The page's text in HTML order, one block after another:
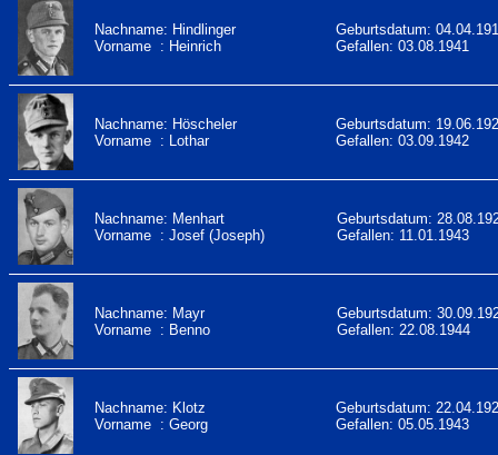
Nachname: Hindlinger
Vorname : Heinrich
Geburtsdatum:
Gefallen: 03.08.1941
Nachname: Höscheler
Vorname : Lothar
Geburtsdatum:
Gefallen: 03.09.1942
Nachname: Menhart
Vorname : Josef (Joseph)
Geburtsdatum:
Gefallen: 11.01.1943
Nachname: Mayr
Vorname : Benno
Geburtsdatum:
Gefallen: 22.08.1944
Nachname: Klotz
Vorname : Georg
Geburtsdatum:
Gefallen: 05.05.1943